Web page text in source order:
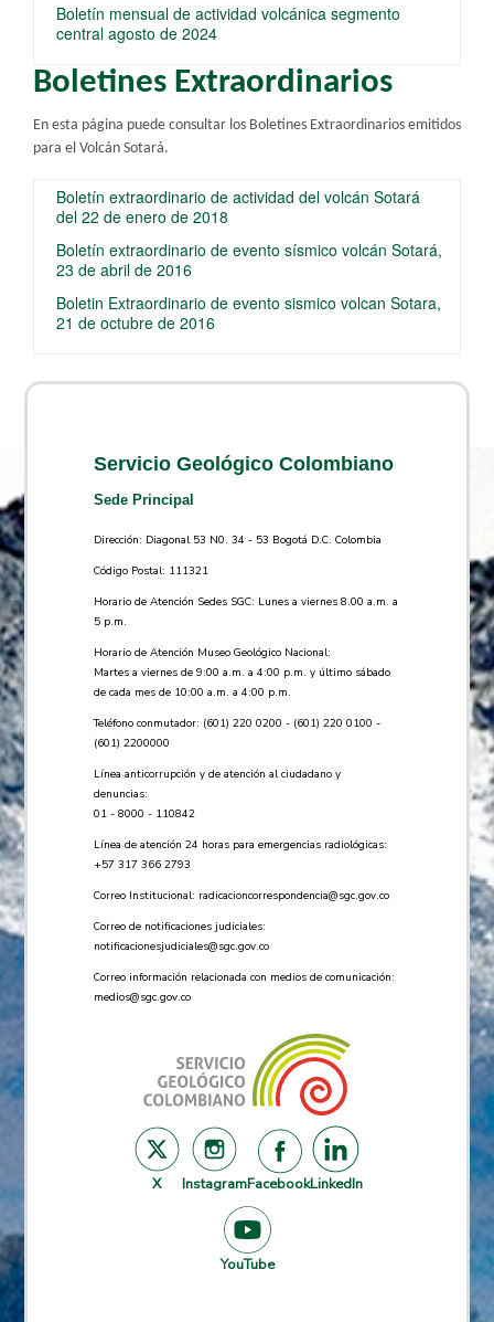
Boletín mensual de actividad volcánica segmento
central agosto de 2024
Boletines Extraordinarios
En esta página puede consultar los Boletines Extraordinarios emitidos
para el Volcán Sotará.
Boletín extraordinario de actividad del volcán Sotará
del 22 de enero de 2018
Boletín extraordinario de evento sísmico volcán Sotará,
23 de abril de 2016
Boletin Extraordinario de evento sismico volcan Sotara,
21 de octubre de 2016
Servicio Geológico Colombiano
Sede Principal
Dirección: Diagonal 53 N0. 34 - 53 Bogotá D.C. Colombia
Código Postal: 111321
Horario de Atención Sedes SGC: Lunes a viernes 8.00 a.m. a
5 p.m.
Horario de Atención Museo Geológico Nacional:
Martes a viernes de 9:00 a.m. a 4:00 p.m. y último sábado
de cada mes de 10:00 a.m. a 4:00 p.m.
Teléfono conmutador: (601) 220 0200 - (601) 220 0100 -
(601) 2200000
Línea anticorrupción y de atención al ciudadano y
denuncias:
01 - 8000 - 110842
Línea de atención 24 horas para emergencias radiológicas:
+57 ​317 366 2793
Correo Institucional: radicacioncorrespondencia@sgc.gov.co
Correo de notificaciones judiciales:
notificacionesjudiciales@sgc.gov.co
Correo información relacionada con medios de comunicación:
medios@sgc.gov.co
X InstagramFacebookLinkedIn
YouTube